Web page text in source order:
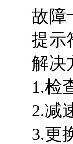
故障
提示
解决
1.检查
2.减速
3.更换